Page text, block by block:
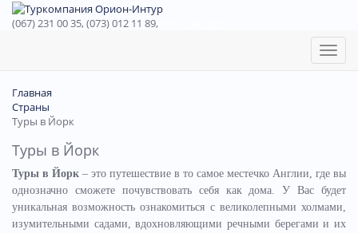
(067) 231 00 35, (073) 012 11 89,
Toggle
Главная
Страны
Туры в Йорк
Туры в Йорк
Туры в Йорк – это путешествие в то самое местечко Англии, где вы
однозначно сможете почувствовать себя как дома. У Вас будет
уникальная возможность ознакомиться с великолепными холмами,
изумительными садами, вдохновляющими речными берегами и их